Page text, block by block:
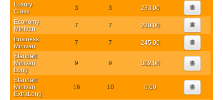
Luxury
Class
3 3 283,00 書
Economy
Minivan
7 7 230,00 書
Business
Minivan
7 7 245,00 書
Standart
Minivan
Long
9 9 312,00 書
Standart
Minivan
ExtraLong
16 10 0,00 書